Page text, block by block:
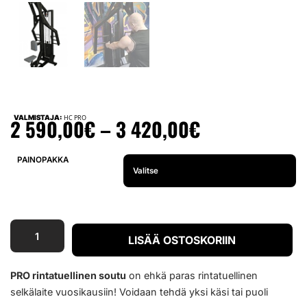
VALMISTAJA: HC PRO
2 590,00€–3 420,00€
PAINOPAKKA
LISÄÄ OSTOSKORIIN
PRO rintatuellinen soutu on ehkä paras rintatuellinen
selkälaite vuosikausiin! Voidaan tehdä yksi käsi tai puoli